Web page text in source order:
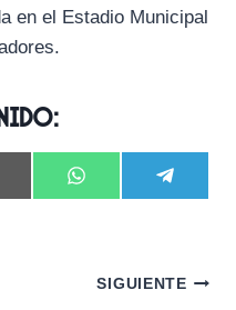
en el Estadio Municipal
C
o
W
h
A
C
o
r
e
r
SIGUIENTE